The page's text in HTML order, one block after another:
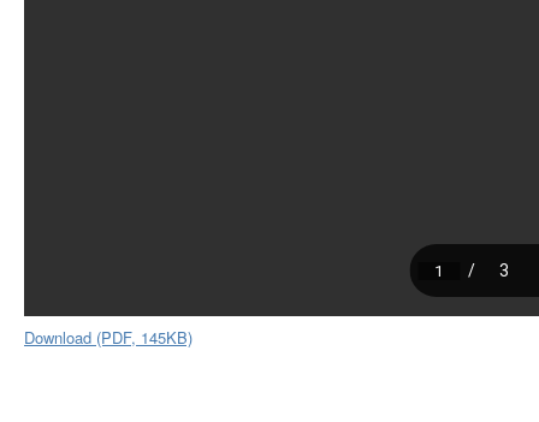
Download (PDF, 145KB)